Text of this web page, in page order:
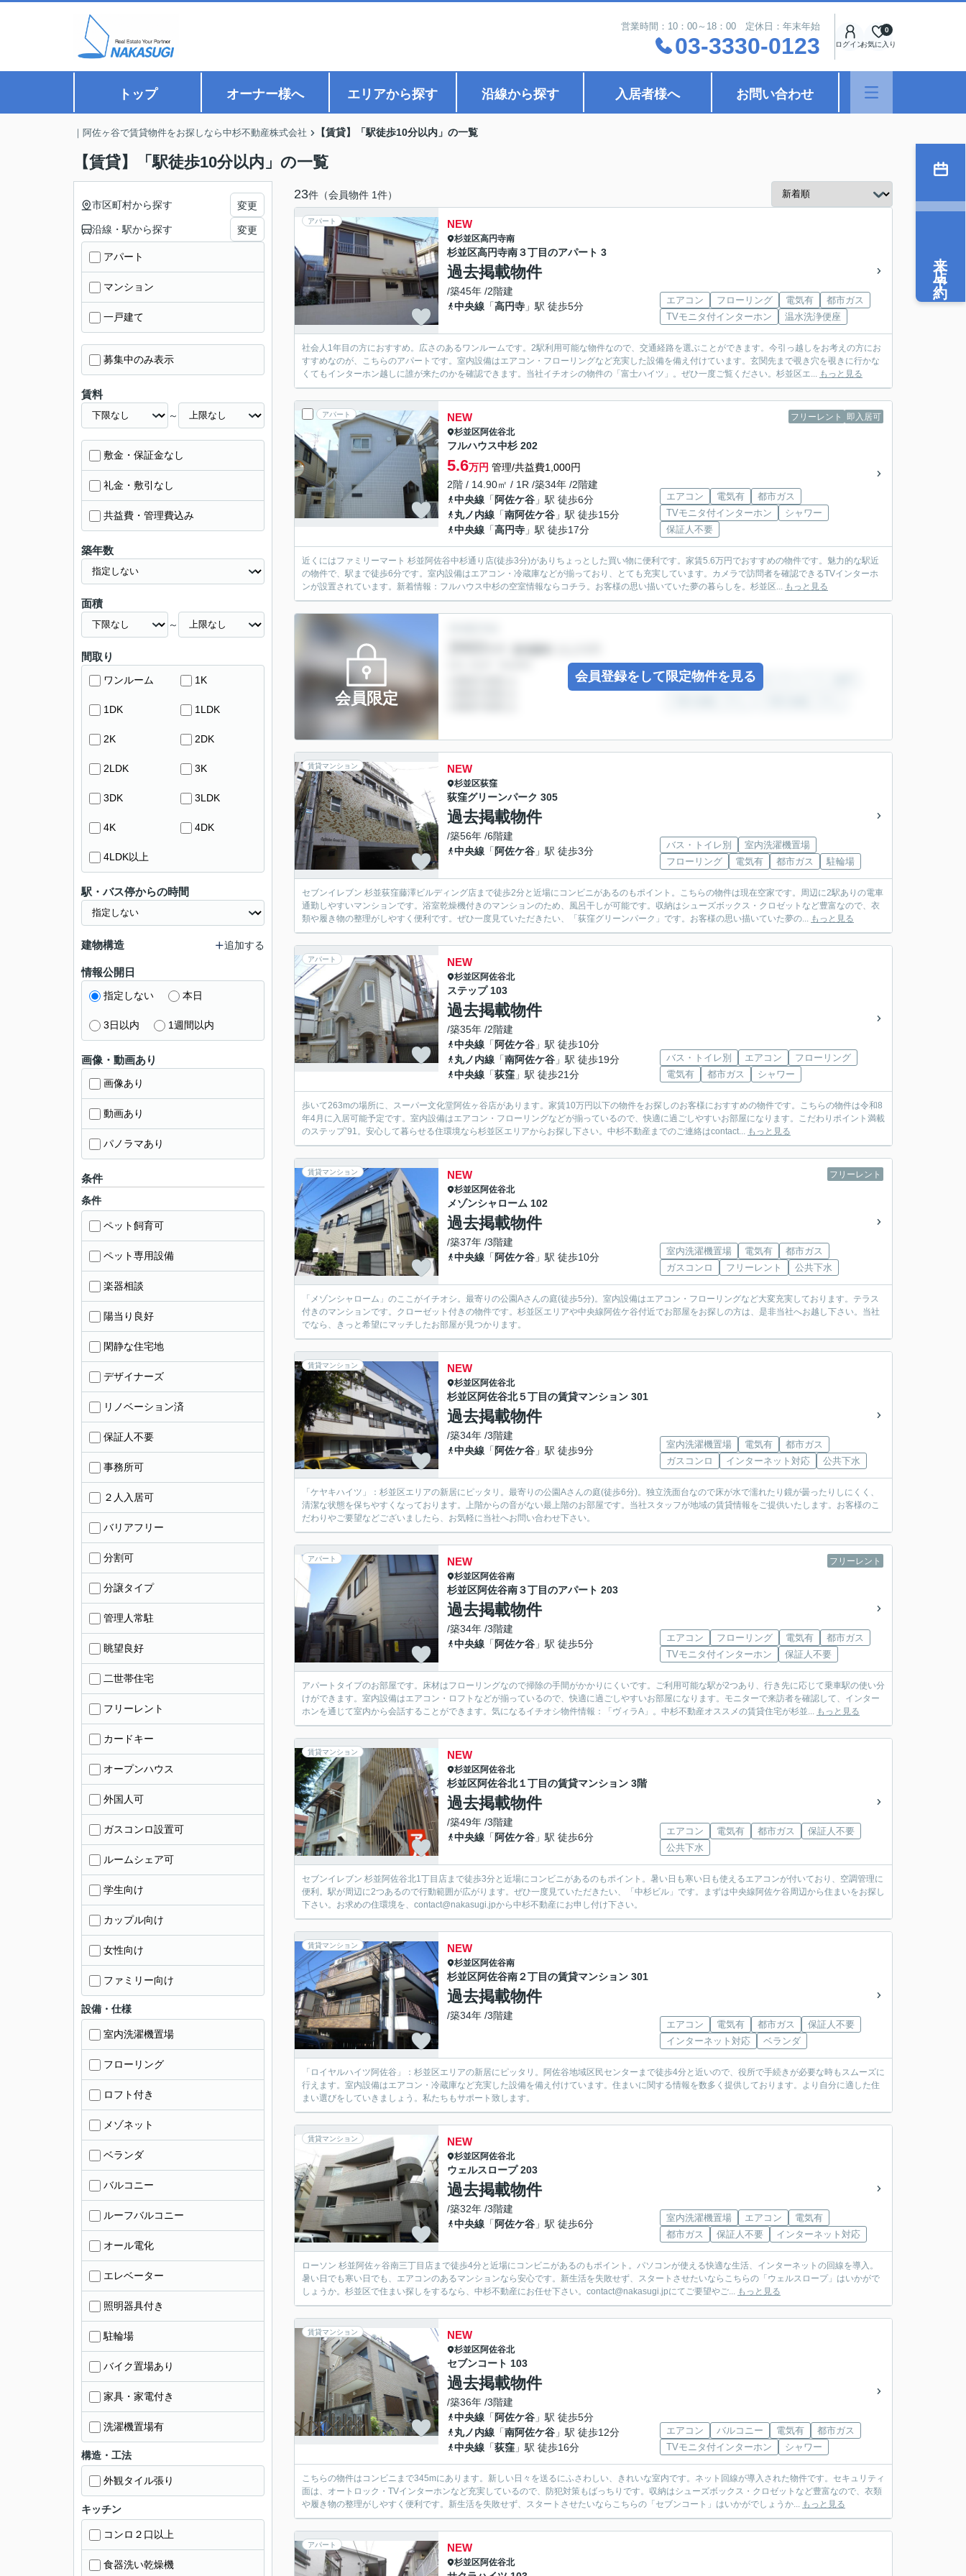
営業時間：10：00～18：00 定休日：年末年始
03-3330-0123 ログインお気に入り
0
トップ オーナー様へ エリアから探す 沿線から探す 入居者様へ お問い合わせ
｜阿佐ヶ谷で賃貸物件をお探しなら中杉不動産株式会社 【賃貸】「駅徒歩10分以内」の一覧
【賃貸】「駅徒歩10分以内」の一覧
23件（会員物件 1件）
アパート NEW
杉並区高円寺南
杉並区高円寺南３丁目のアパート 3
過去掲載物件
/築45年 /2階建
中央線 「高円寺 」駅 徒歩5分
エアコン フローリング 電気有
都市ガス
TVモニタ付インターホン
温水洗浄便座
社会人1年目の方におすすめ。広さのあるワンルームです。2駅利用可能な物件なので、交通経路を選ぶことができます。今引っ越しをお考えの方にお
すすめなのが、こちらのアパートです。室内設備はエアコン・フローリングなど充実した設備を備え付けています。玄関先まで覗き穴を覗きに行かな
くてもインターホン越しに誰が来たのかを確認できます。当社イチオシの物件の「富士ハイツ」。ぜひ一度ご覧ください。杉並区エ... もっと見る
アパート フリーレント 即入居可
NEW
杉並区阿佐谷北
フルハウス中杉 202
5.6万円 管理/共益費1,000円
2階 / 14.90㎡ / 1R /築34年 /2階建
中央線 「 阿佐ケ谷 」駅 徒歩6分
丸ノ内線 「南阿佐ケ谷 」駅 徒歩15分
中央線 「高円寺 」駅 徒歩17分
エアコン 電気有
都市ガス
TVモニタ付インターホン
シャワー
保証人不要
近くにはファミリーマート 杉並阿佐谷中杉通り店(徒歩3分)がありちょっとした買い物に便利です。家賃5.6万円でおすすめの物件です。魅力的な駅近
の物件で、駅まで徒歩6分です。室内設備はエアコン・冷蔵庫などが揃っており、とても充実しています。カメラで訪問者を確認できるTVインターホ
ンが設置されています。新着情報：フルハウス中杉の空室情報ならコチラ。お客様の思い描いていた夢の暮らしを。杉並区... もっと見る
会員限定
会員登録をして限定物件を見る
賃貸マンション NEW
杉並区荻窪
荻窪グリーンパーク 305
過去掲載物件
/築56年 /6階建
中央線 「 阿佐ケ谷 」駅 徒歩3分
バス・トイレ別
室内洗濯機置場
フローリング
電気有 都市ガス 駐輪場
セブンイレブン 杉並荻窪藤澤ビルディング店まで徒歩2分と近場にコンビニがあるのもポイント。こちらの物件は現在空家です。周辺に2駅ありの電車
通勤しやすいマンションです。浴室乾燥機付きのマンションのため、風呂干しが可能です。収納はシューズボックス・クロゼットなど豊富なので、衣
類や履き物の整理がしやすく便利です。ぜひ一度見ていただきたい、「荻窪グリーンパーク」です。お客様の思い描いていた夢の... もっと見る
アパート NEW
杉並区阿佐谷北
ステップ 103
過去掲載物件
/築35年 /2階建
中央線 「 阿佐ケ谷 」駅 徒歩10分
丸ノ内線 「南阿佐ケ谷 」駅 徒歩19分
中央線 「荻窪 」駅 徒歩21分
バス・トイレ別 エアコン
フローリング
電気有
都市ガス シャワー
歩いて263mの場所に、スーパー文化堂阿佐ヶ谷店があります。家賃10万円以下の物件をお探しのお客様におすすめの物件です。こちらの物件は令和8
年4月に入居可能予定です。室内設備はエアコン・フローリングなどが揃っているので、快適に過ごしやすいお部屋になります。こだわりポイント満載
のステップ’91。安心して暮らせる住環境なら杉並区エリアからお探し下さい。中杉不動産までのご連絡はcontact... もっと見る
賃貸マンション フリーレント
NEW
杉並区阿佐谷北
メゾンシャローム 102
過去掲載物件
/築37年 /3階建
中央線 「 阿佐ケ谷 」駅 徒歩10分
室内洗濯機置場 電気有
都市ガス
ガスコンロ
フリーレント 公共下水
「メゾンシャローム」のここがイチオシ。最寄りの公園Aさんの庭(徒歩5分)。室内設備はエアコン・フローリングなど大変充実しております。テラス
付きのマンションです。クローゼット付きの物件です。杉並区エリアや中央線阿佐ケ谷付近でお部屋をお探しの方は、是非当社へお越し下さい。当社
でなら、きっと希望にマッチしたお部屋が見つかります。
賃貸マンション NEW
杉並区阿佐谷北
杉並区阿佐谷北５丁目の賃貸マンション 301
過去掲載物件
/築34年 /3階建
中央線 「 阿佐ケ谷 」駅 徒歩9分
室内洗濯機置場 電気有
都市ガス
ガスコンロ
インターネット対応 公共下水
「ケヤキハイツ」：杉並区エリアの新居にピッタリ。最寄りの公園Aさんの庭(徒歩6分)。独立洗面台なので床が水で濡れたり鏡が曇ったりしにくく、
清潔な状態を保ちやすくなっております。上階からの音がない最上階のお部屋です。当社スタッフが地域の賃貸情報をご提供いたします。お客様のこ
だわりやご要望などございましたら、お気軽に当社へお問い合わせ下さい。
アパート フリーレント
NEW
杉並区阿佐谷南
杉並区阿佐谷南３丁目のアパート 203
過去掲載物件
/築34年 /3階建
中央線 「 阿佐ケ谷 」駅 徒歩5分
エアコン フローリング 電気有
都市ガス
TVモニタ付インターホン
保証人不要
アパートタイプのお部屋です。床材はフローリングなので掃除の手間がかかりにくいです。ご利用可能な駅が2つあり、行き先に応じて乗車駅の使い分
けができます。室内設備はエアコン・ロフトなどが揃っているので、快適に過ごしやすいお部屋になります。モニターで来訪者を確認して、インター
ホンを通じて室内から会話することができます。気になるイチオシ物件情報：「ヴィラA」。中杉不動産オススメの賃貸住宅が杉並... もっと見る
賃貸マンション NEW
杉並区阿佐谷北
杉並区阿佐谷北１丁目の賃貸マンション 3階
過去掲載物件
/築49年 /3階建
中央線 「 阿佐ケ谷 」駅 徒歩6分
エアコン 電気有 都市ガス
保証人不要
公共下水
セブンイレブン 杉並阿佐谷北1丁目店まで徒歩3分と近場にコンビニがあるのもポイント。暑い日も寒い日も使えるエアコンが付いており、空調管理に
便利。駅が周辺に2つあるので行動範囲が広がります。ぜひ一度見ていただきたい、「中杉ビル」です。まずは中央線阿佐ケ谷周辺から住まいをお探し
下さい。お求めの住環境を、contact@nakasugi.jpから中杉不動産にお申し付け下さい。
賃貸マンション NEW
杉並区阿佐谷南
杉並区阿佐谷南２丁目の賃貸マンション 301
過去掲載物件
/築34年 /3階建
エアコン 電気有 都市ガス
保証人不要
インターネット対応
ベランダ
「ロイヤルハイツ阿佐谷」：杉並区エリアの新居にピッタリ。阿佐谷地域区民センターまで徒歩4分と近いので、役所で手続きが必要な時もスムーズに
行えます。室内設備はエアコン・冷蔵庫など充実した設備を備え付けています。住まいに関する情報を数多く提供しております。より自分に適した住
まい選びをしていきましょう。私たちもサポート致します。
賃貸マンション NEW
杉並区阿佐谷北
ウェルスロープ 203
過去掲載物件
/築32年 /3階建
中央線 「 阿佐ケ谷 」駅 徒歩6分
室内洗濯機置場 エアコン
電気有
都市ガス
保証人不要 インターネット対応
ローソン 杉並阿佐ヶ谷南三丁目店まで徒歩4分と近場にコンビニがあるのもポイント。パソコンが使える快適な生活、インターネットの回線を導入。
暑い日でも寒い日でも、エアコンのあるマンションなら安心です。新生活を失敗せず、スタートさせたいならこちらの「ウェルスロープ」はいかがで
しょうか。杉並区で住まい探しをするなら、中杉不動産にお任せ下さい。contact@nakasugi.jpにてご要望やご... もっと見る
賃貸マンション NEW
杉並区阿佐谷北
セブンコート 103
過去掲載物件
/築36年 /3階建
中央線 「 阿佐ケ谷 」駅 徒歩5分
丸ノ内線 「南阿佐ケ谷 」駅 徒歩12分
中央線 「荻窪 」駅 徒歩16分
エアコン バルコニー 電気有
都市ガス
TVモニタ付インターホン
シャワー
こちらの物件はコンビニまで345mにあります。新しい日々を送るにふさわしい、きれいな室内です。ネット回線が導入された物件です。セキュリティ
面は、オートロック・TVインターホンなど充実しているので、防犯対策もばっちりです。収納はシューズボックス・クロゼットなど豊富なので、衣類
や履き物の整理がしやすく便利です。新生活を失敗せず、スタートさせたいならこちらの「セブンコート」はいかがでしょうか... もっと見る
アパート NEW
杉並区阿佐谷北
市区町村から探す 変更
沿線・駅から探す 変更
アパート
マンション
一戸建て
募集中のみ表示
賃料
～
敷金・保証金なし
礼金・敷引なし
共益費・管理費込み
築年数
面積
～
間取り
ワンルーム 1K
1DK 1LDK
2K 2DK
2LDK 3K
3DK 3LDK
4K 4DK
4LDK以上
駅・バス停からの時間
建物構造 追加する
情報公開日
指定しない 本日
3日以内 1週間以内
画像・動画あり
画像あり
動画あり
パノラマあり
条件
条件
ペット飼育可
ペット専用設備
楽器相談
陽当り良好
閑静な住宅地
デザイナーズ
リノベーション済
保証人不要
事務所可
２人入居可
バリアフリー
分割可
分譲タイプ
管理人常駐
眺望良好
二世帯住宅
フリーレント
カードキー
オープンハウス
外国人可
ガスコンロ設置可
ルームシェア可
学生向け
カップル向け
女性向け
ファミリー向け
設備・仕様
室内洗濯機置場
フローリング
ロフト付き
メゾネット
ベランダ
バルコニー
ルーフバルコニー
オール電化
エレベーター
照明器具付き
駐輪場
バイク置場あり
家具・家電付き
洗濯機置場有
構造・工法
外観タイル張り
キッチン
コンロ２口以上
食器洗い乾燥機
来店予約